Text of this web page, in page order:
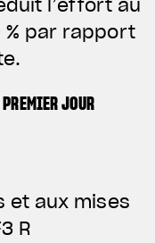
l’effort au
% par rapport
JOUR
et aux mises
R